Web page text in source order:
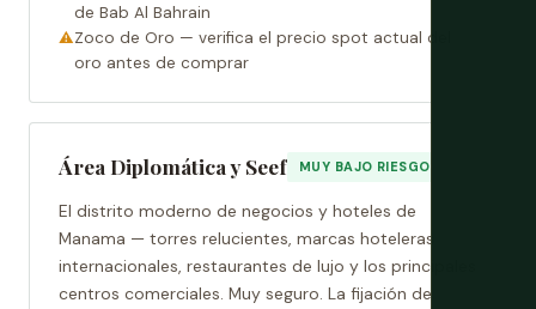
de Bab Al Bahrain
Zoco de Oro — verifica el precio spot actual del
oro antes de comprar
Área Diplomática y Seef MUY BAJO RIESGO
El distrito moderno de negocios y hoteles de
Manama — torres relucientes, marcas hoteleras
internacionales, restaurantes de lujo y los principales
centros comerciales. Muy seguro. La fijación de